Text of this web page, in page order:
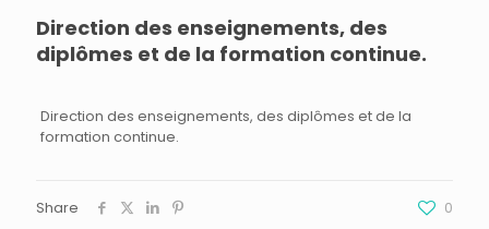
Direction des enseignements, des
diplômes et de la formation continue.
Direction des enseignements, des diplômes et de la
formation continue.
Share 0